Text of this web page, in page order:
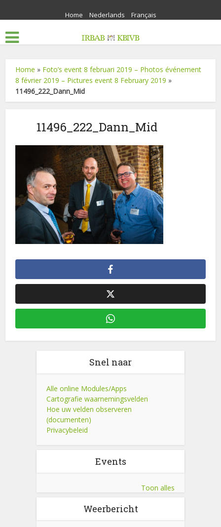
Home Nederlands Français
Home » Foto’s event 8 februari 2019 – Photos événement
8 février 2019 – Pictures event 8 February 2019 »
11496_222_Dann_Mid
11496_222_Dann_Mid
Snel naar
Alle online Modules/Apps
Cartografie waarnemingsvelden
Hoe uw velden observeren
(documenten)
Privacybeleid
Events
Toon alles
Weerbericht